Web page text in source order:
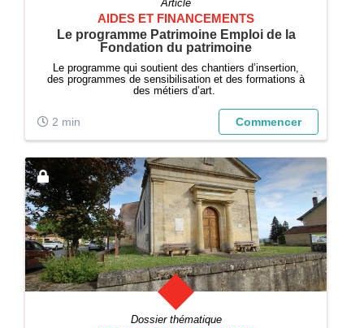
Article
AIDES ET FINANCEMENTS
Le programme Patrimoine Emploi de la
Fondation du patrimoine
Le programme qui soutient des chantiers d’insertion,
des programmes de sensibilisation et des formations à
des métiers d’art.
2 min Commencer
Dossier thématique